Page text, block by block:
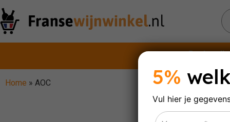
Rode wijn
Home » AOC 5%
Vul hier je